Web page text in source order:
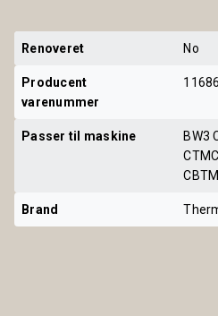
Renoveret No
Producent
varenummer
Passer til maskine
BW3
Brand